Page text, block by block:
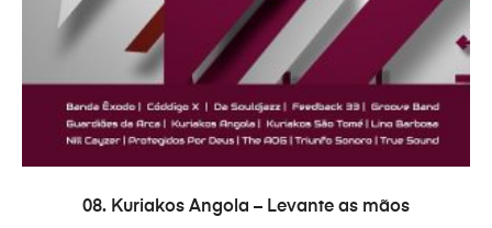
ADICIONAR
08. Kuriakos Angola – Levante as mãos